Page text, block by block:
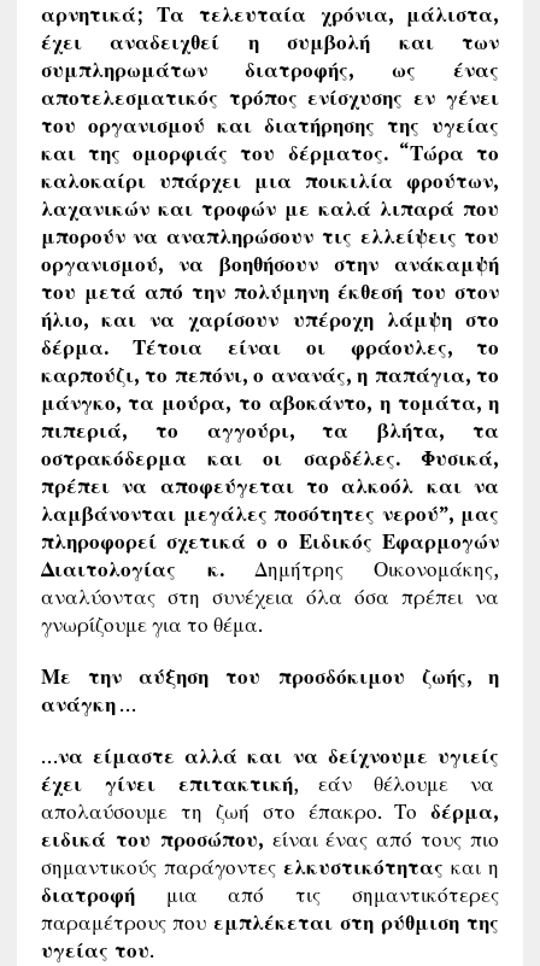
αρνητικά; Τα τελευταία χρόνια, μάλιστα,
έχει αναδειχθεί η συμβολή και των
συμπληρωμάτων διατροφής, ως ένας
αποτελεσματικός τρόπος ενίσχυσης εν γένει
του οργανισμού και διατήρησης της υγείας
και της ομορφιάς του δέρματος. “Τώρα το
καλοκαίρι υπάρχει μια ποικιλία φρούτων,
λαχανικών και τροφών με καλά λιπαρά που
μπορούν να αναπληρώσουν τις ελλείψεις του
οργανισμού, να βοηθήσουν στην ανάκαμψή
του μετά από την πολύμηνη έκθεσή του στον
ήλιο, και να χαρίσουν υπέροχη λάμψη στο
δέρμα. Τέτοια είναι οι φράουλες, το
καρπούζι, το πεπόνι, ο ανανάς, η παπάγια, το
μάνγκο, τα μούρα, το αβοκάντο, η τομάτα, η
πιπεριά, το αγγούρι, τα βλήτα, τα
οστρακόδερμα και οι σαρδέλες. Φυσικά,
πρέπει να αποφεύγεται το αλκοόλ και να
λαμβάνονται μεγάλες ποσότητες νερού”, μας
πληροφορεί σχετικά ο ο Ειδικός Εφαρμογών
Διαιτολογίας κ.Δημήτρης Οικονομάκης,
αναλύοντας στη συνέχεια όλα όσα πρέπει να
γνωρίζουμε για το θέμα.
Με την αύξηση του προσδόκιμου ζωής, η
ανάγκη…
…να είμαστε αλλά και να δείχνουμε υγιείς
έχει γίνει επιτακτική, εάν θέλουμε να
απολαύσουμε τη ζωή στο έπακρο. Τοδέρμα,
ειδικά του προσώπου, είναι ένας από τους πιο
σημαντικούς παράγοντες ελκυστικότηταςκαι η
διατροφήμια από τις σημαντικότερες
παραμέτρους πουεμπλέκεται στη ρύθμιση της
υγείας του.